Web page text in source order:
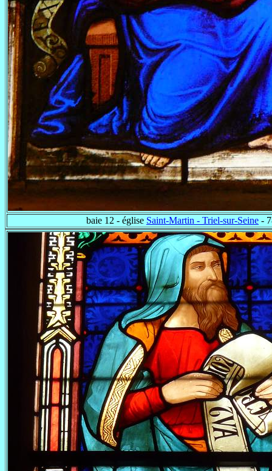
baie 12 - église Saint-Martin - Triel-sur-Seine -